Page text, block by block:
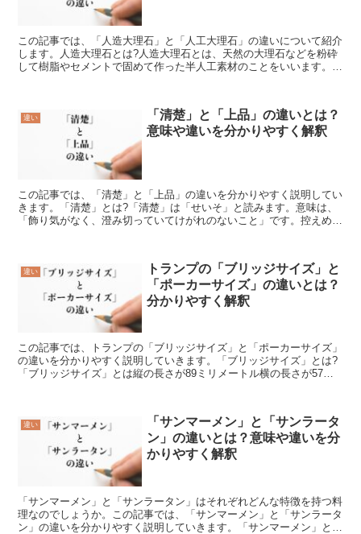
この記事では、「人造大理石」と「人工大理石」の違いについて紹介
します。人造大理石とは?人造大理石とは、天然の大理石などを粉砕
して樹脂やセメントで固めて作った半人工素材のことをいいます。大
違い
「清楚」と「上品」の違いとは？
意味や違いを分かりやすく解釈
この記事では、「清楚」と「上品」の違いを分かりやすく説明してい
きます。「清楚」とは?「清楚」は「せいそ」と読みます。意味は、
「飾り気がなく、澄み切っていてけがれのないこと」です。控えめで
違い
トランプの「ブリッジサイズ」と
「ポーカーサイズ」の違いとは？
分かりやすく解釈
この記事では、トランプの「ブリッジサイズ」と「ポーカーサイズ」
の違いを分かりやすく説明していきます。「ブリッジサイズ」とは?
「ブリッジサイズ」とは縦の長さが89ミリメートル横の長さが57ミ
違い
「サンマーメン」と「サンラータ
ン」の違いとは？意味や違いを分
かりやすく解釈
「サンマーメン」と「サンラータン」はそれぞれどんな特徴を持つ料
理なのでしょうか。この記事では、「サンマーメン」と「サンラータ
ン」の違いを分かりやすく説明していきます。「サンマーメン」と